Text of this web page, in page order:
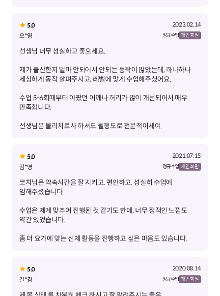
5.0
2023.02.14
오*영
정규 수업 개인 회원
제가 출산한지 얼마 안되어서 안되는 동작이 많았는데, 하나하나
수업 5-6회때부터 아팠던 어깨나 허리가 많이 개선되어서 매우
선생님은 물리치료사 하셔도 될정도로 전문적이세여.
5.0
2021.07.15
김*영
정규 수업 개인 회원
코치님은 약속시간을 잘 지키고, 편안하고, 성실히 수업에
수업은 제게 맞추어 진행된 것 같기도 한데, 너무 정적인 느낌도
좀 더 요가에 맞는 신체 활동을 진행하고 싶은 마음도 있습니다.
5.0
2020.08.14
길*경
정규 수업 개인 회원